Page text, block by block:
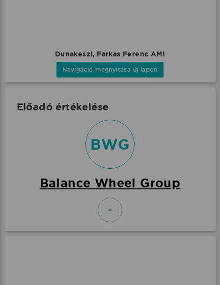
Dunakeszi, Farkas Ferenc AMI
Navigáció megnyitása új lapon
Előadó értékelése
BWG
Balance Wheel Group
-